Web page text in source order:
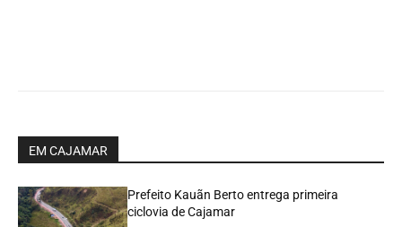
EM CAJAMAR
Prefeito Kauãn Berto entrega primeira
ciclovia de Cajamar